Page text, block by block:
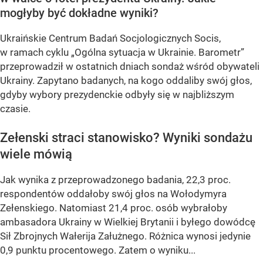
mogłyby być dokładne wyniki?
Ukraińskie Centrum Badań Socjologicznych Socis,
w ramach cyklu „Ogólna sytuacja w Ukrainie. Barometr”
przeprowadził w ostatnich dniach sondaż wśród obywateli
Ukrainy. Zapytano badanych, na kogo oddaliby swój głos,
gdyby wybory prezydenckie odbyły się w najbliższym
czasie.
Zełenski straci stanowisko? Wyniki sondażu
wiele mówią
Jak wynika z przeprowadzonego badania, 22,3 proc.
respondentów oddałoby swój głos na Wołodymyra
Zełenskiego. Natomiast 21,4 proc. osób wybrałoby
ambasadora Ukrainy w Wielkiej Brytanii i byłego dowódcę
Sił Zbrojnych Wałerija Załużnego. Różnica wynosi jedynie
0,9 punktu procentowego. Zatem o wyniku...